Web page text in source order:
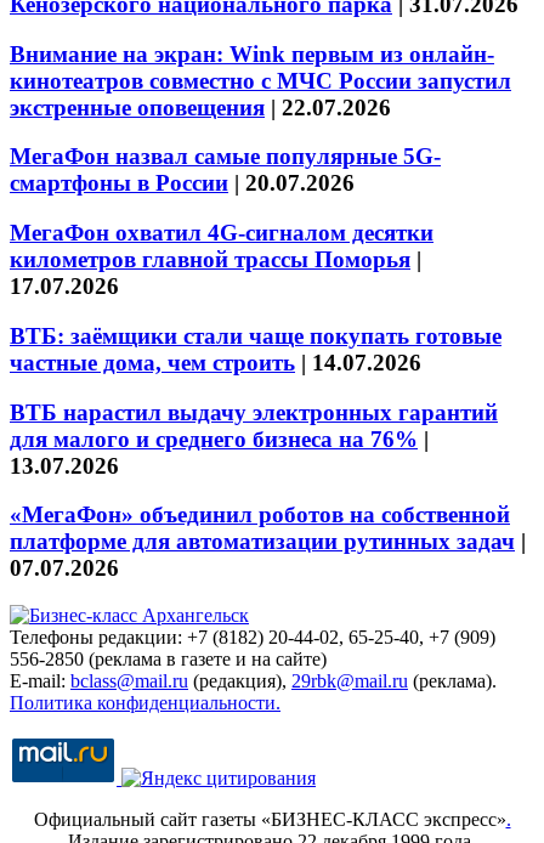
Внимание на экран: Wink первым из онлайн-
кинотеатров совместно с МЧС России запустил
экстренные оповещения | 22.07.2026
МегаФон назвал самые популярные 5G-
смартфоны в России | 20.07.2026
МегаФон охватил 4G-сигналом десятки
километров главной трассы Поморья |
17.07.2026
ВТБ: заёмщики стали чаще покупать готовые
частные дома, чем строить | 14.07.2026
ВТБ нарастил выдачу электронных гарантий
для малого и среднего бизнеса на 76% |
13.07.2026
«МегаФон» объединил роботов на собственной
платформе для автоматизации рутинных задач |
07.07.2026
Телефоны редакции: +7 (8182) 20-44-02, 65-25-40, +7 (909)
556-2850 (реклама в газете и на сайте)
E-mail: bclass@mail.ru (редакция), 29rbk@mail.ru (реклама).
Политика конфиденциальности.
Официальный сайт газеты «БИЗНЕС-КЛАСС экспресс».